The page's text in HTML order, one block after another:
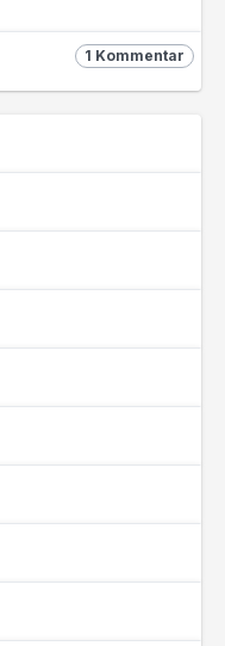
1 Kommentar